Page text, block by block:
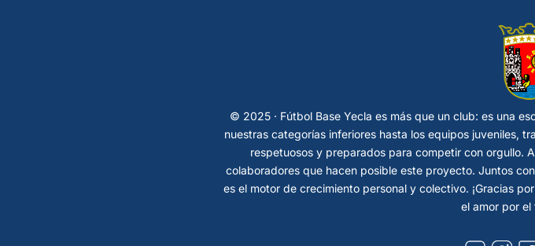
© 2025 · Fútbol Base Yecla es más que un club: es una
nuestras categorías inferiores hasta los equipos juveniles,
respetuosos y preparados para competir con orgullo.
colaboradores que hacen posible este proyecto. Juntos
es el motor de crecimiento personal y colectivo. ¡Gracias
el amor por